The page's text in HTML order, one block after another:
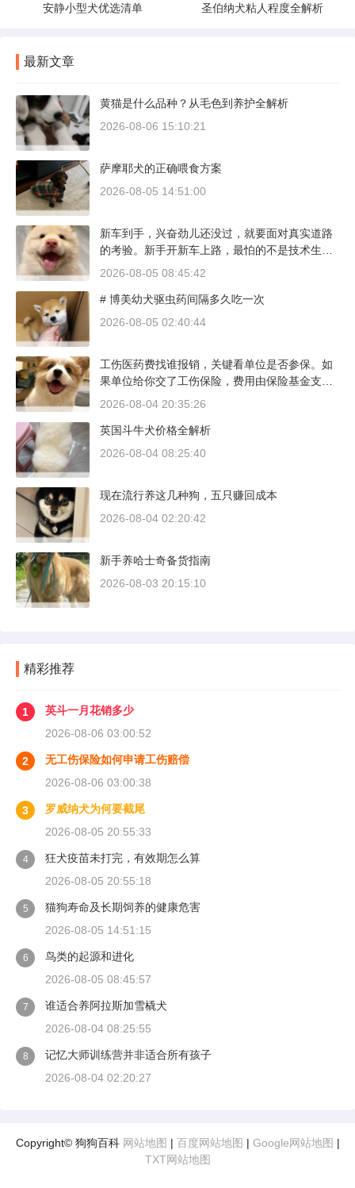
安静小型犬优选清单 圣伯纳犬粘人程度全解析
最新文章
黄猫是什么品种？从毛色到养护全解析
2026-08-06 15:10:21
萨摩耶犬的正确喂食方案
2026-08-05 14:51:00
新车到手，兴奋劲儿还没过，就要面对真实道路
的考验。新手开新车上路，最怕的不是技术生
疏，而是对车况和路况的双重陌生。磨合期内，
不超过100公里，这不是老司机的保守，而是活
塞和气缸壁需要时间完成精细贴合。多数车型说
2026-08-05 08:45:42
# 博美幼犬驱虫药间隔多久吃一次
2026-08-05 02:40:44
工伤医药费找谁报销，关键看单位是否参保。如
果单位给你交了工伤保险，费用由保险基金支
付；要是单位没参保，那就由单位自己掏钱。很
又推给医保，两边扯皮耽误治疗。这篇就把这事
讲清楚。
2026-08-04 20:35:26
英国斗牛犬价格全解析
2026-08-04 08:25:40
现在流行养这几种狗，五只赚回成本
2026-08-04 02:20:42
新手养哈士奇备货指南
2026-08-03 20:15:10
精彩推荐
1
英斗一月花销多少
2026-08-06 03:00:52
2
无工伤保险如何申请工伤赔偿
2026-08-06 03:00:38
3
罗威纳犬为何要截尾
2026-08-05 20:55:33
4
狂犬疫苗未打完，有效期怎么算
2026-08-05 20:55:18
5
猫狗寿命及长期饲养的健康危害
2026-08-05 14:51:15
6
鸟类的起源和进化
2026-08-05 08:45:57
7
谁适合养阿拉斯加雪橇犬
2026-08-04 08:25:55
8
记忆大师训练营并非适合所有孩子
2026-08-04 02:20:27
Copyright© 狗狗百科 网站地图 | 百度网站地图 | Google网站地图 |
TXT网站地图